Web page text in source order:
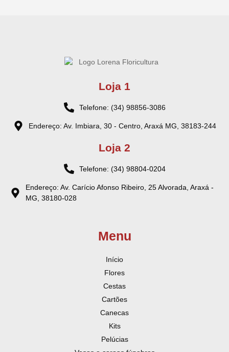
Loja 1
Telefone: (34) 98856-3086
Endereço: Av. Imbiara, 30 - Centro, Araxá MG, 38183-244
Loja 2
Telefone: (34) 98804-0204
Endereço: Av. Carício Afonso Ribeiro, 25 Alvorada, Araxá -
MG, 38180-028
Menu
Início
Flores
Cestas
Cartões
Canecas
Kits
Pelúcias